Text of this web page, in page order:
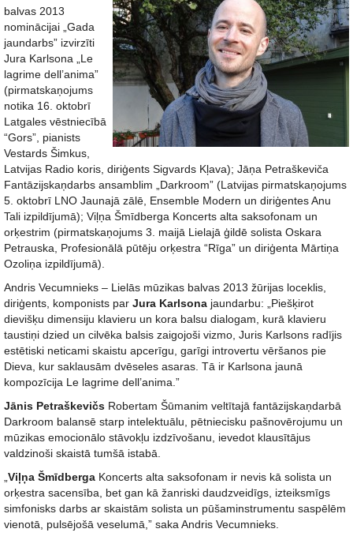
balvas 2013
nominācijai „Gada
jaundarbs” izvirzīti
Jura Karlsona „Le
lagrime dell’anima”
(pirmatskaņojums
notika 16. oktobrī
Latgales vēstniecībā
“Gors”, pianists
Vestards Šimkus,
Latvijas Radio koris, diriģents Sigvards Kļava); Jāņa Petraškeviča
Fantāzijskaņdarbs ansamblim „Darkroom” (Latvijas pirmatskaņojums
5. oktobrī LNO Jaunajā zālē, Ensemble Modern un diriģentes Anu
Tali izpildījumā); Viļņa Šmīdberga Koncerts alta saksofonam un
orķestrim (pirmatskaņojums 3. maijā Lielajā ģildē solista Oskara
Petrauska, Profesionālā pūtēju orķestra “Rīga” un diriģenta Mārtiņa
Ozoliņa izpildījumā).
Andris Vecumnieks – Lielās mūzikas balvas 2013 žūrijas loceklis,
diriģents, komponists par Jura Karlsona jaundarbu: „Piešķirot
dievišķu dimensiju klavieru un kora balsu dialogam, kurā klavieru
taustiņi dzied un cilvēka balsis zaigojoši vizmo, Juris Karlsons radījis
estētiski neticami skaistu apcerīgu, garīgi introvertu vēršanos pie
Dieva, kur saklausām dvēseles asaras. Tā ir Karlsona jaunā
kompozīcija Le lagrime dell’anima.”
Jānis Petraškevičs Robertam Šūmanim veltītajā fantāzijskaņdarbā
Darkroom balansē starp intelektuālu, pētniecisku pašnovērojumu un
mūzikas emocionālo stāvokļu izdzīvošanu, ievedot klausītājus
valdzinoši skaistā tumšā istabā.
Viļņa Šmīdberga Koncerts alta saksofonam ir nevis kā solista un
orķestra sacensība, bet gan kā žanriski daudzveidīgs, izteiksmīgs
simfonisks darbs ar skaistām solista un pūšaminstrumentu saspēlēm
vienotā, pulsējošā veselumā,” saka Andris Vecumnieks.